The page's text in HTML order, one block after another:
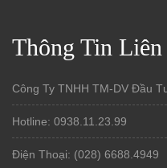
Thông Tin
Công Ty TNHH TM-DV Đầu
Hotline: 0938.11.23.99
Điện Thoại: (028) 6688.4949